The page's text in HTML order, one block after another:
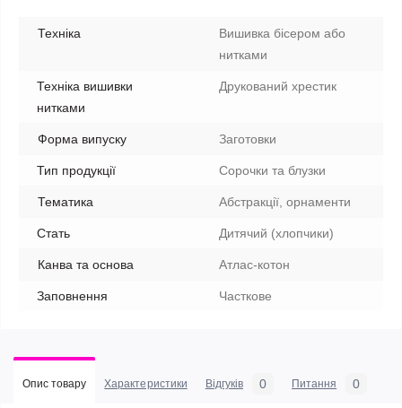
Техніка
Вишивка бісером або
нитками
Техніка вишивки
нитками
Друкований хрестик
Форма випуску Заготовки
Тип продукції Сорочки та блузки
Тематика Абстракції, орнаменти
Стать Дитячий (хлопчики)
Канва та основа Атлас-котон
Заповнення Часткове
Опис товару Характеристики Відгуків 0 Питання 0